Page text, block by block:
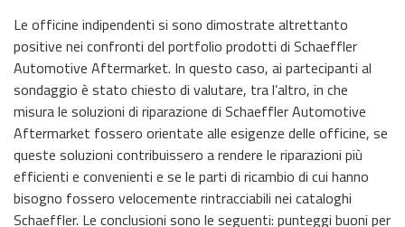
Le officine indipendenti si sono dimostrate altrettanto
positive nei confronti del portfolio prodotti di Schaeffler
Automotive Aftermarket. In questo caso, ai partecipanti al
sondaggio è stato chiesto di valutare, tra l’altro, in che
misura le soluzioni di riparazione di Schaeffler Automotive
Aftermarket fossero orientate alle esigenze delle officine, se
queste soluzioni contribuissero a rendere le riparazioni più
efficienti e convenienti e se le parti di ricambio di cui hanno
bisogno fossero velocemente rintracciabili nei cataloghi
Schaeffler. Le conclusioni sono le seguenti: punteggi buoni per